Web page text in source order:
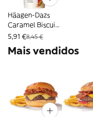
Häagen-Dazs
Caramel Biscuit
& Cream
5,91 €8,45 €
Mais vendidos